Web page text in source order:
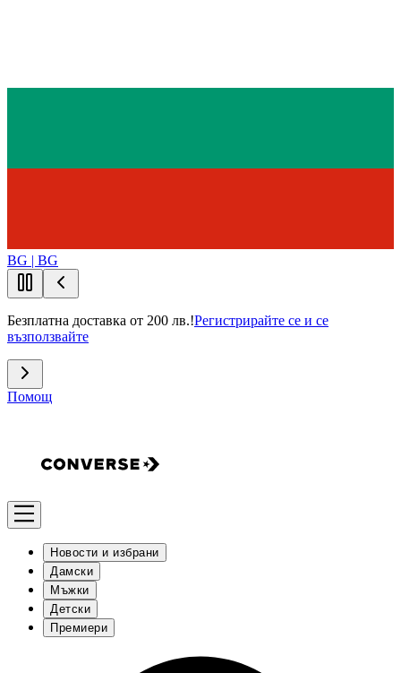
BG | BG
Безплатна доставка от 200 лв.!Регистрирайте се и се
възползвайте
Помощ
Новости и избрани
Дамски
Мъжки
Детски
Премиери